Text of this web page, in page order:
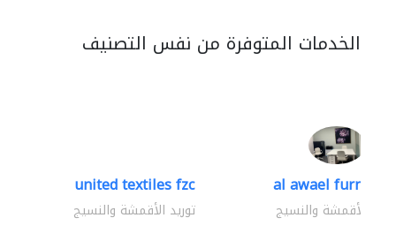
الخدمات المتوفرة من نفس التصنيف
united textiles fzc
توريد الأقمشة والنسيج
al awael
الأقمشة والنسيج